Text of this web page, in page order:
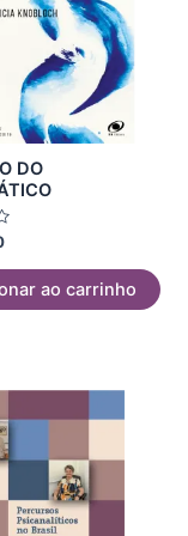
DO
ao carrinho